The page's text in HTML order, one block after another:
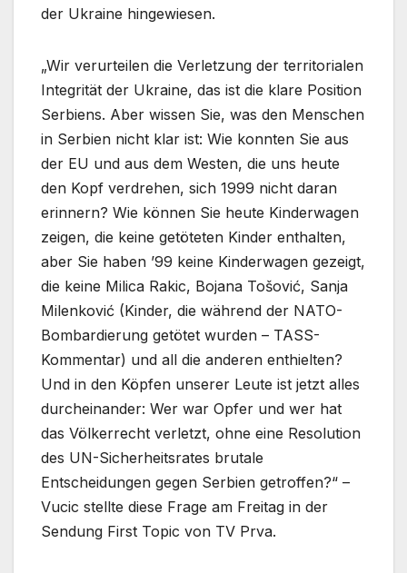
der Ukraine hingewiesen.
„Wir verurteilen die Verletzung der territorialen
Integrität der Ukraine, das ist die klare Position
Serbiens. Aber wissen Sie, was den Menschen
in Serbien nicht klar ist: Wie konnten Sie aus
der EU und aus dem Westen, die uns heute
den Kopf verdrehen, sich 1999 nicht daran
erinnern? Wie können Sie heute Kinderwagen
zeigen, die keine getöteten Kinder enthalten,
aber Sie haben ’99 keine Kinderwagen gezeigt,
die keine Milica Rakic, Bojana Tošović, Sanja
Milenković (Kinder, die während der NATO-
Bombardierung getötet wurden – TASS-
Kommentar) und all die anderen enthielten?
Und in den Köpfen unserer Leute ist jetzt alles
durcheinander: Wer war Opfer und wer hat
das Völkerrecht verletzt, ohne eine Resolution
des UN-Sicherheitsrates brutale
Entscheidungen gegen Serbien getroffen?“ –
Vucic stellte diese Frage am Freitag in der
Sendung First Topic von TV Prva.